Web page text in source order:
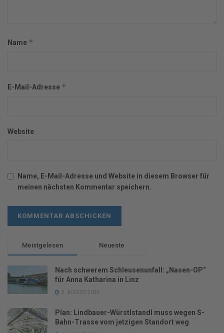
Name *
E-Mail-Adresse *
Website
Name, E-Mail-Adresse und Website in diesem Browser für
meinen nächsten Kommentar speichern.
Meistgelesen Neueste
Nach schwerem Schleusenunfall: „Nasen-OP“
für Anna Katharina in Linz
3. AUGUST 2026
Plan: Lindbauer-Würstlstandl muss wegen S-
Bahn-Trasse vom jetzigen Standort weg